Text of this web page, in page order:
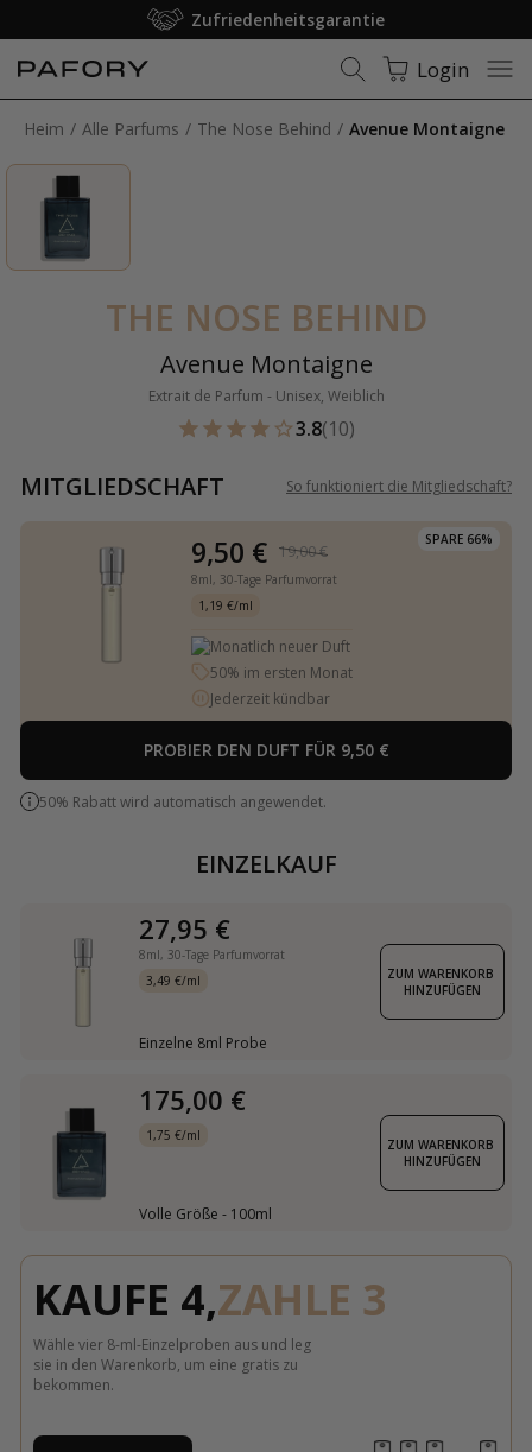
Zufriedenheitsgarantie
Login
Heim Alle Parfums The Nose Behind Avenue Montaigne
THE NOSE BEHIND
Avenue Montaigne
Extrait de Parfum - Unisex, Weiblich
3.8(10)
MITGLIEDSCHAFT So funktioniert die Mitgliedschaft?
SPARE 66%
9,50 € 19,00 €
8ml, 30-Tage Parfumvorrat
1,19 €/ml
Monatlich neuer Duft
50% im ersten Monat
Jederzeit kündbar
PROBIER DEN DUFT FÜR 9,50 €
50% Rabatt wird automatisch angewendet.
EINZELKAUF
27,95 €
8ml, 30-Tage Parfumvorrat
3,49 €/ml
Einzelne 8ml Probe
ZUM WARENKORB
HINZUFÜGEN
175,00 €
1,75 €/ml
Volle Größe - 100ml
ZUM WARENKORB
HINZUFÜGEN
KAUFE 4,ZAHLE 3
Wähle vier 8-ml-Einzelproben aus und leg
sie in den Warenkorb, um eine gratis zu
bekommen.